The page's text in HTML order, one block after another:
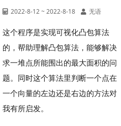
2022-8-12 ~ 2022-8-18 无语
这个程序是实现可视化凸包算法
的，帮助理解凸包算法，能够解决
求一堆点所能围出的最大面积的问
题。同时这个算法里判断一个点在
一个向量的左边还是右边的方法对
我有所启发。